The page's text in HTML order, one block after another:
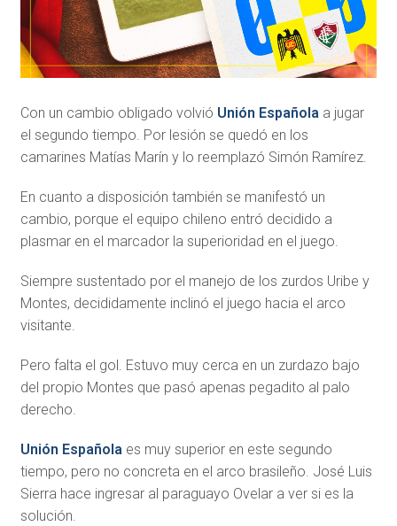
Con un cambio obligado volvió Unión Españolaa jugar
el segundo tiempo. Por lesión se quedó en los
camarines Matías Marín y lo reemplazó Simón Ramírez.
En cuanto a disposición también se manifestó un
cambio, porque el equipo chileno entró decidido a
plasmar en el marcador la superioridad en el juego.
Siempre sustentado por el manejo de los zurdos Uribe y
Montes, decididamente inclinó el juego hacia el arco
visitante.
Pero falta el gol. Estuvo muy cerca en un zurdazo bajo
del propio Montes que pasó apenas pegadito al palo
derecho.
Unión Españolaes muy superior en este segundo
tiempo, pero no concreta en el arco brasileño. José Luis
Sierra hace ingresar al paraguayo Ovelar a ver si es la
solución.